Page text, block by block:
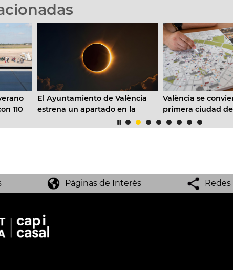
110
El Ayuntamiento de València
estrena un apartado en la
página web con toda la
información sobre el eclipse
València se
primera ciudad
crear un Comité
Turística para
Páginas de Interés Redes